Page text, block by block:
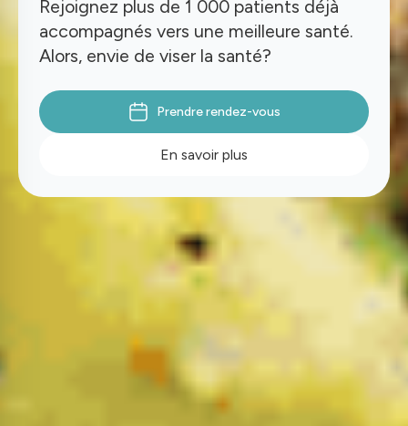
Rejoignez plus de 1 000 patients déjà
accompagnés vers une meilleure santé.
Alors, envie de viser la santé?
Prendre rendez-vous
En savoir plus